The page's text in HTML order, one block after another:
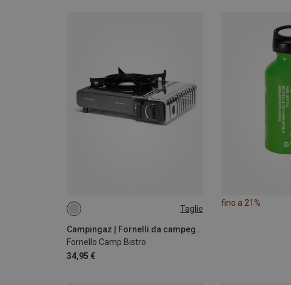
Taglie
Campingaz | Fornelli da campeggio
Fornello Camp Bistro
34,95 €
ONE SIZE
fino a 21%